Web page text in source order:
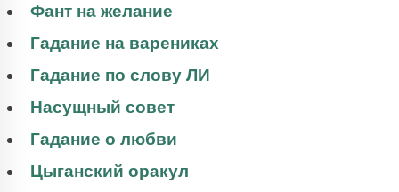
Фант на желание
Гадание на варениках
Гадание по слову ЛИ
Насущный совет
Гадание о любви
Цыганский оракул